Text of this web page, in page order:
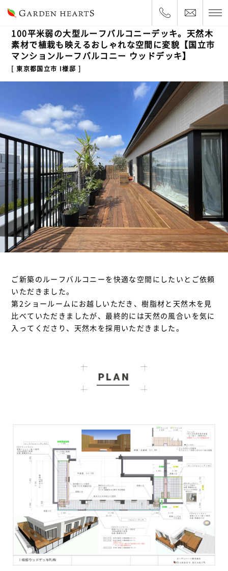
2024.5.31 ルーフバルコニー
東京都国立市 I様邸
100平米弱の大型ルーフバルコニーデッキ。天然木
素材で植栽も映えるおしゃれな空間に変貌【国立市
マンションルーフバルコニー ウッドデッキ】
ご新築のルーフバルコニーを快適な空間にしたいとご依頼
いただきました。
第2ショールームにお越しいただき、樹脂材と天然木を見
比べていただきましたが、最終的には天然の風合いを気に
入ってくださり、天然木を採用いただきました。